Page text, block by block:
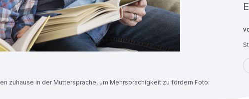
zuhause in der Muttersprache, um Mehrsprachigkeit zu fördern Foto: